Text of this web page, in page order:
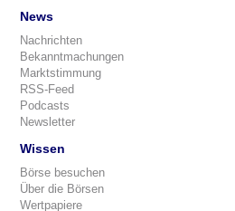
News
Nachrichten
Bekanntmachungen
Marktstimmung
RSS-Feed
Podcasts
Newsletter
Wissen
Börse besuchen
Über die Börsen
Wertpapiere